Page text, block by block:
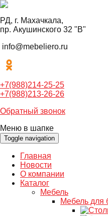
РД, г. Махачкала,
пр. Акушинского 32 "В"
info@mebeliero.ru
+7(988)214-25-25
+7(988)213-26-26
Обратный звонок
Меню в шапке
Toggle navigation
Главная
Новости
О компании
Каталог
Мебель
Мебель для